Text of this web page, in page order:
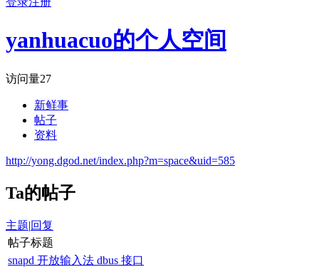
yanhuacuo的个人空间
访问量27
新鲜事
帖子
资料
http://yong.dgod.net/index.php?m=space&uid=585
Ta的帖子
主题|回复
帖子标题
snapd 开放输入法 dbus 接口